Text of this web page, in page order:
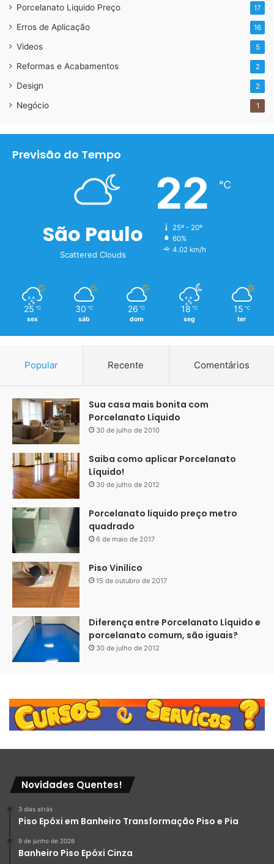
Porcelanato Liquido Preço 17
Erros de Aplicação 16
Videos 5
Reformas e Acabamentos 2
Design 2
Negócio 1
Previsão do Tempo
São Paulo
Scattered Clouds
22 ℃
25º - 20º
60%
4.02 km/h
25 ℃
sex
30 ℃
sáb
26 ℃
dom
18 ℃
seg
15 ℃
ter
Popular Recente Comentários
Sua casa mais bonita com
Porcelanato Líquido
30 de julho de 2010
Saiba como aplicar Porcelanato
Líquido!
30 de julho de 2012
Porcelanato liquido preço metro
quadrado
6 de maio de 2017
Piso Vinílico
15 de outubro de 2017
Diferença entre Porcelanato Líquido e
porcelanato comum, são iguais?
30 de julho de 2012
Novidades Quentes!
3 dias atrás
Piso Epóxi em Banheiro Transformação Piso e Pia
9 de junho de 2026
Banheiro Piso Epóxi Cinza